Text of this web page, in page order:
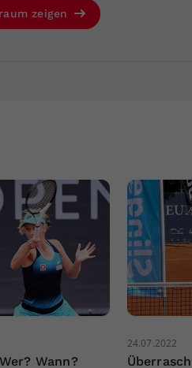
zeigen
Wann?
24.07.2022
falls der